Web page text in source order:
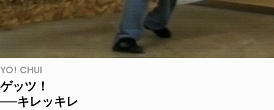
YO! CHUI
ゲッツ！
──キレッキレ